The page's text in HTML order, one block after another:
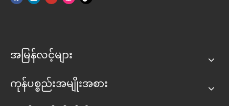
အမြန်လင့်များ
ကုန်ပစ္စည်းအမျိုးအစား